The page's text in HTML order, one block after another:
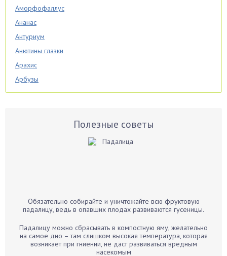
Аморфофаллус
Ананас
Антуриум
Анютины глазки
Арахис
Арбузы
Аспарагус
Бархатцы
Белые грибы
Бирючина
Полезные советы
Обязательно собирайте и уничтожайте всю фруктовую
падалицу, ведь в опавших плодах развиваются гусеницы.
Падалицу можно сбрасывать в компостную яму, желательно
на самое дно – там слишком высокая температура, которая
возникает при гниении, не даст развиваться вредным
насекомым